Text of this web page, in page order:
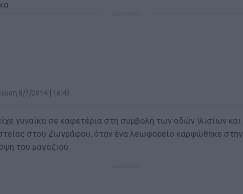
8/7/2014 | 16:43
γυναίκα σε καφετέρια στη συμβολή των οδών Ιλισίων και
στου Ζωγράφου, όταν ένα λεωφορείο καρφώθηκε στην
του μαγαζιού.